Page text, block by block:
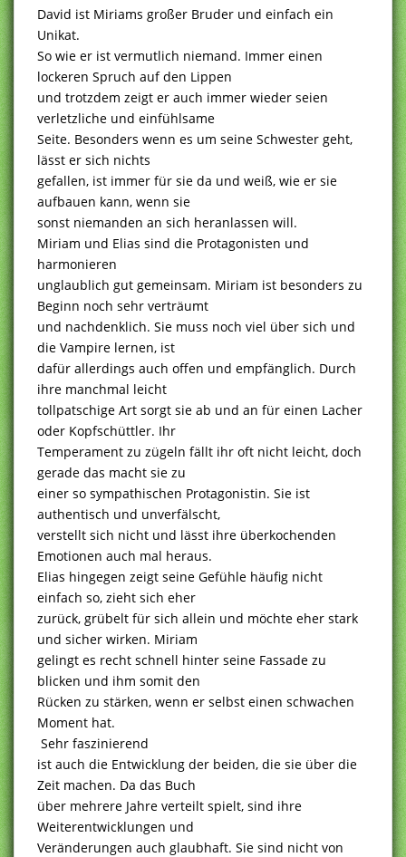
David ist Miriams großer Bruder und einfach ein
Unikat.
So wie er ist vermutlich niemand. Immer einen
lockeren Spruch auf den Lippen
und trotzdem zeigt er auch immer wieder seien
verletzliche und einfühlsame
Seite. Besonders wenn es um seine Schwester geht,
lässt er sich nichts
gefallen, ist immer für sie da und weiß, wie er sie
aufbauen kann, wenn sie
sonst niemanden an sich heranlassen will.
Miriam und Elias sind die Protagonisten und
harmonieren
unglaublich gut gemeinsam. Miriam ist besonders zu
Beginn noch sehr verträumt
und nachdenklich. Sie muss noch viel über sich und
die Vampire lernen, ist
dafür allerdings auch offen und empfänglich. Durch
ihre manchmal leicht
tollpatschige Art sorgt sie ab und an für einen Lacher
oder Kopfschüttler. Ihr
Temperament zu zügeln fällt ihr oft nicht leicht, doch
gerade das macht sie zu
einer so sympathischen Protagonistin. Sie ist
authentisch und unverfälscht,
verstellt sich nicht und lässt ihre überkochenden
Emotionen auch mal heraus.
Elias hingegen zeigt seine Gefühle häufig nicht
einfach so, zieht sich eher
zurück, grübelt für sich allein und möchte eher stark
und sicher wirken. Miriam
gelingt es recht schnell hinter seine Fassade zu
blicken und ihm somit den
Rücken zu stärken, wenn er selbst einen schwachen
Moment hat.
Sehr faszinierend
ist auch die Entwicklung der beiden, die sie über die
Zeit machen. Da das Buch
über mehrere Jahre verteilt spielt, sind ihre
Weiterentwicklungen und
Veränderungen auch glaubhaft. Sie sind nicht von